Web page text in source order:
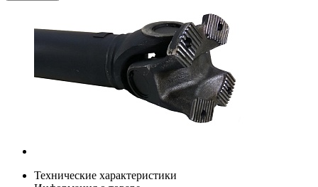
Технические характеристики